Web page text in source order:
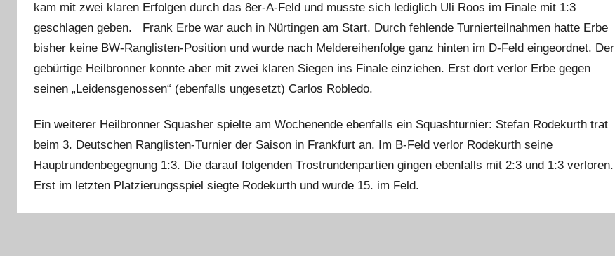
E
i
k
e
kam mit zwei klaren Erfolgen durch das 8er-A-Feld und musste sich lediglich Uli Roos im Finale mit 1:3
geschlagen geben. Frank Erbe war auch in Nürtingen am Start. Durch fehlende Turnierteilnahmen hatte Erbe
bisher keine BW-Ranglisten-Position und wurde nach Meldereihenfolge ganz hinten im D-Feld eingeordnet. Der
gebürtige Heilbronner konnte aber mit zwei klaren Siegen ins Finale einziehen. Erst dort verlor Erbe gegen
seinen „Leidensgenossen“ (ebenfalls ungesetzt) Carlos Robledo.
Ein weiterer Heilbronner Squasher spielte am Wochenende ebenfalls ein Squashturnier: Stefan Rodekurth trat
beim 3. Deutschen Ranglisten-Turnier der Saison in Frankfurt an. Im B-Feld verlor Rodekurth seine
Hauptrundenbegegnung 1:3. Die darauf folgenden Trostrundenpartien gingen ebenfalls mit 2:3 und 1:3 verloren.
Erst im letzten Platzierungsspiel siegte Rodekurth und wurde 15. im Feld.